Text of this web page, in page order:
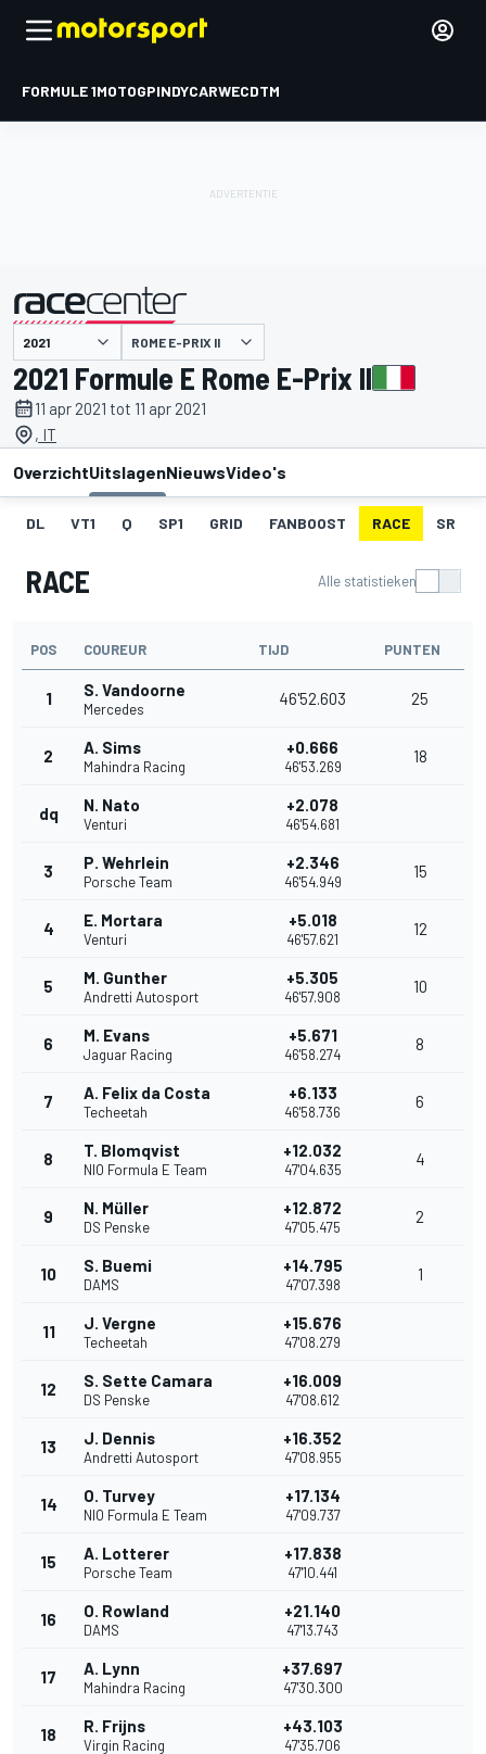
FORMULE 1MOTOGPINDYCARWECDTM
gepresenteerd door ROME E-PRIX II
2021 Formule E Rome E-Prix II
11 apr 2021 tot 11 apr 2021
, IT
OverzichtUitslagenNieuwsVideo's
DL VT1 Q SP1 GRID FANBOOST RACE SR
RACE Alle statistieken
POS COUREUR TIJD PUNTEN
1 S. Vandoorne
Mercedes
46'52.603 25
2 A. Sims
Mahindra Racing
+0.666
46'53.269
18
dq N. Nato
Venturi
+2.078
46'54.681
3 P. Wehrlein
Porsche Team
+2.346
46'54.949
15
4 E. Mortara
Venturi
+5.018
46'57.621
12
5 M. Gunther
Andretti Autosport
+5.305
46'57.908
10
6 M. Evans
Jaguar Racing
+5.671
46'58.274
8
7 A. Felix da Costa
Techeetah
+6.133
46'58.736
6
8 T. Blomqvist
NIO Formula E Team
+12.032
47'04.635
4
9 N. Müller
DS Penske
+12.872
47'05.475
2
10 S. Buemi
DAMS
+14.795
47'07.398
1
11 J. Vergne
Techeetah
+15.676
47'08.279
12 S. Sette Camara
DS Penske
+16.009
47'08.612
13 J. Dennis
Andretti Autosport
+16.352
47'08.955
14 O. Turvey
NIO Formula E Team
+17.134
47'09.737
15 A. Lotterer
Porsche Team
+17.838
47'10.441
16 O. Rowland
DAMS
+21.140
47'13.743
17 A. Lynn
Mahindra Racing
+37.697
47'30.300
18 R. Frijns
Virgin Racing
+43.103
47'35.706